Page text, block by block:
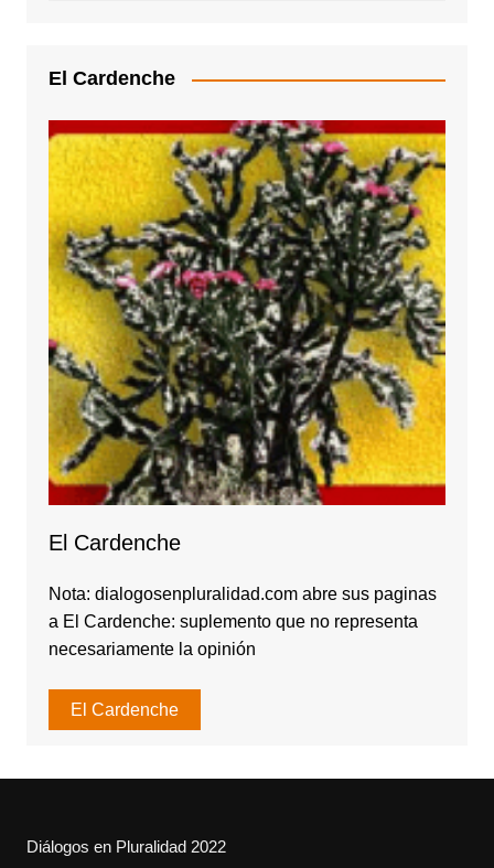
El Cardenche
El Cardenche
Nota: dialogosenpluralidad.com abre sus paginas
a El Cardenche: suplemento que no representa
necesariamente la opinión
El Cardenche
Diálogos en Pluralidad 2022